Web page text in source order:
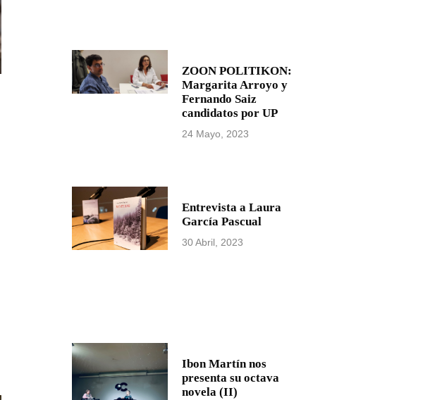
ZOON POLITIKON:
Margarita Arroyo y
Fernando Saiz
candidatos por UP
24 Mayo, 2023
Entrevista a Laura
García Pascual
30 Abril, 2023
Ibon Martín nos
presenta su octava
novela (II)